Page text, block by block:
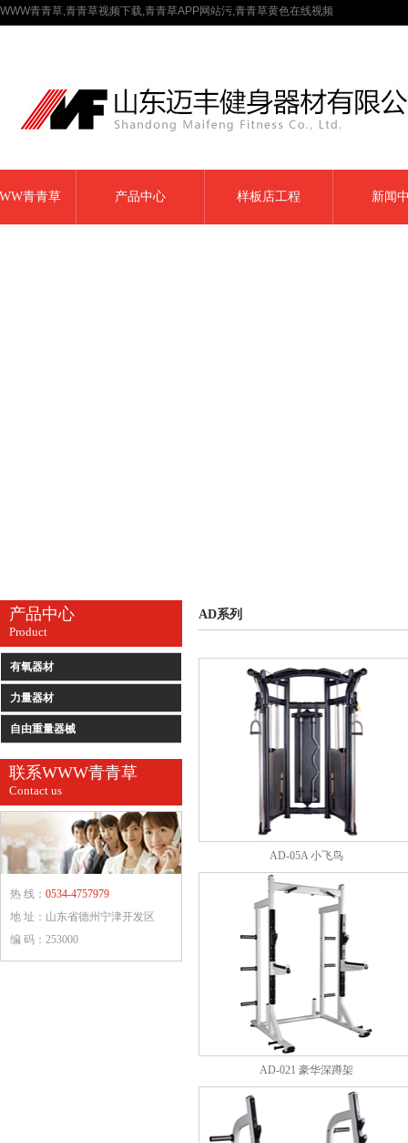
WWW青青草,青青草视频下载,青青草APP网站污,青青草黄色在线视频
青青草 产品中心 样板店工程 新闻
产品中心
Product
有氧器材
力量器材
自由重量器械
联系WWW青青草
Contact us
热 线： 0534-4757979
地 址：山东省德州宁津开发区
编 码：253000
AD系列
AD-05A 小飞鸟
AD-021 豪华深蹲架